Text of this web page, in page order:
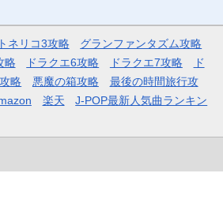
ネリコ3攻略
グランファンタズム攻略
略 ドラクエ6攻略 ドラクエ7攻略
ド
略 悪魔の箱攻略
最後の時間旅行攻
楽天
J-POP最新人気曲ランキン